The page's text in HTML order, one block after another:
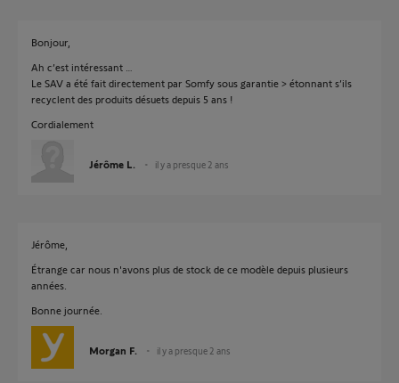
Bonjour,
Ah c’est intéressant …
Le SAV a été fait directement par Somfy sous garantie > étonnant s’ils
recyclent des produits désuets depuis 5 ans !
Cordialement
Jérôme L. il y a presque 2 ans
Jérôme,
Étrange car nous n'avons plus de stock de ce modèle depuis plusieurs
années.
Bonne journée.
Morgan F. il y a presque 2 ans